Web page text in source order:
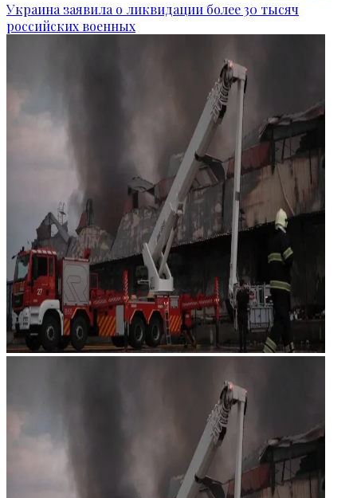
Украина заявила о ликвидации более 30 тысяч
российских военных